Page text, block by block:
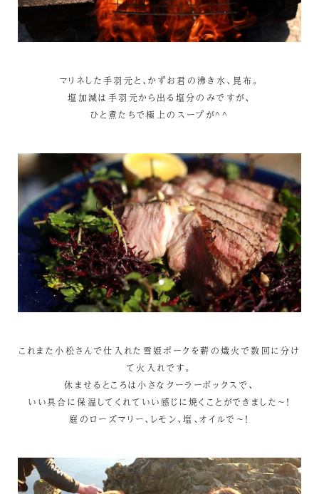
マリネした手羽元と、かずお君の沸き水、昆布。
塩加減は手羽元から出る塩分のみですが、
ひと煮たちで極上のスープが^^
これまた小松さんで仕入れた雪姫ポークを薪の熾火で数回に分け
て火入れです。
休ませるところは小さなクーラーボックスで、
いい具合に保温してくれていい感じに焼くことができました～！
庭のローズマリー、レモン、塩、オイルで～！